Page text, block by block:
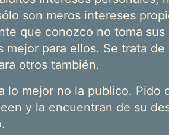
son meros intereses
que conozco no toma sus
para ellos. Se trata de
otros también.
lo mejor no la publico. Pido
y la encuentran de su